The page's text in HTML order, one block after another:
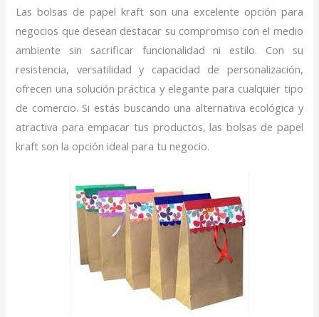
Las bolsas de papel kraft son una excelente opción para
negocios que desean destacar su compromiso con el medio
ambiente sin sacrificar funcionalidad ni estilo. Con su
resistencia, versatilidad y capacidad de personalización,
ofrecen una solución práctica y elegante para cualquier tipo
de comercio. Si estás buscando una alternativa ecológica y
atractiva para empacar tus productos, las bolsas de papel
kraft son la opción ideal para tu negocio.